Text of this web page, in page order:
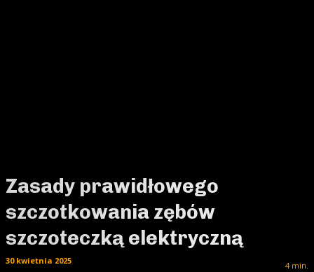
Zasady prawidłowego
szczotkowania zębów
szczoteczką elektryczną
4min.
30 kwietnia 2025